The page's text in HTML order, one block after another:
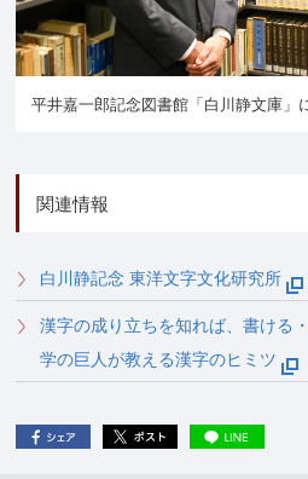
平井嘉一郎記念図書館「白川静文庫」
関連情報
白川静記念 東洋文字文化研究所
漢字の成り立ちを知れば、書け
学の巨人が教える漢字のヒミツ